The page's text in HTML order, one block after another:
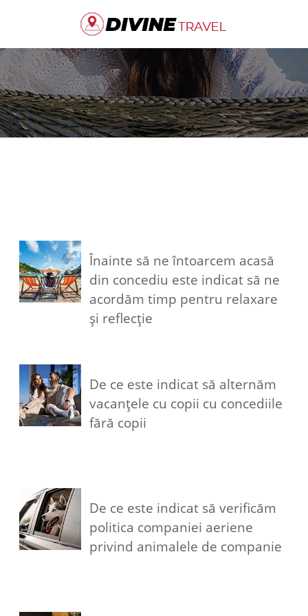
Înainte să ne întoarcem acasă
din concediu este indicat să ne
acordăm timp pentru relaxare
și reflecție
De ce este indicat să alternăm
vacanțele cu copii cu concediile
fără copii
De ce este indicat să verificăm
politica companiei aeriene
privind animalele de companie